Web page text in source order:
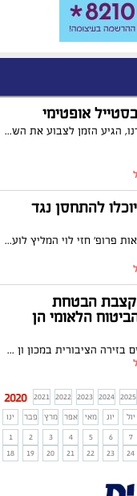
אופטימי
אחרי כל מה שעברנו, הגיע הזמן לצבוע את השנה שבפתח באספקיזם - ולהתאפר בצבע ורוד. ירין שחף מסביר איך לעשות את זה נכון, מבלי להראות 'מתקתקה' מידי?
להתחסן נגד
מנכ"ל משרד הבריאות פרופ' חזי לוי המליץ לועדת התעדופים, שמשופעת במיטב המדענים ורופאים מלאפשר לנשים בהיריון להתחסן נגד קורונה. בתום יום החיסונים הראשון למבצע "לתת כתף", בירך לוי על ההיענות המרשימה והתייחס להמלצות חדשות הנוגעות לחיסון אוכלוסיות נוספות.
קצבת הבטחת
הלאומי הן
המרכז לקידום נשים בזירה הציבורית במכון ון ליר בירושלים מפרסם ממדד המגדר של שוות אשר בודק את מגמות אי השוויון בנין גברים לנשים לאורך השנים . מהבדיקה עולה שהייצוג של נשים במקצועות יוקרתיים נמצא במגמת ירידה או דורך במקום בשנים האחרונות. הייצוג של נשים במקצוע הרפואה, למשל, ירד משיא של 45% ב־2015 ל־39% בלבד ב־2018. הייצוג של נשים במקצוע עריכת הדין ירד מ־47% ב־2016 ל־44% בלבד ב־2018.
2020 2021 2022 2023 2024 2025
ינו
פבר מרץ אפר מאי יונ יול
1 2 3 4 5 6 7
18
19 20 21 22 23 24